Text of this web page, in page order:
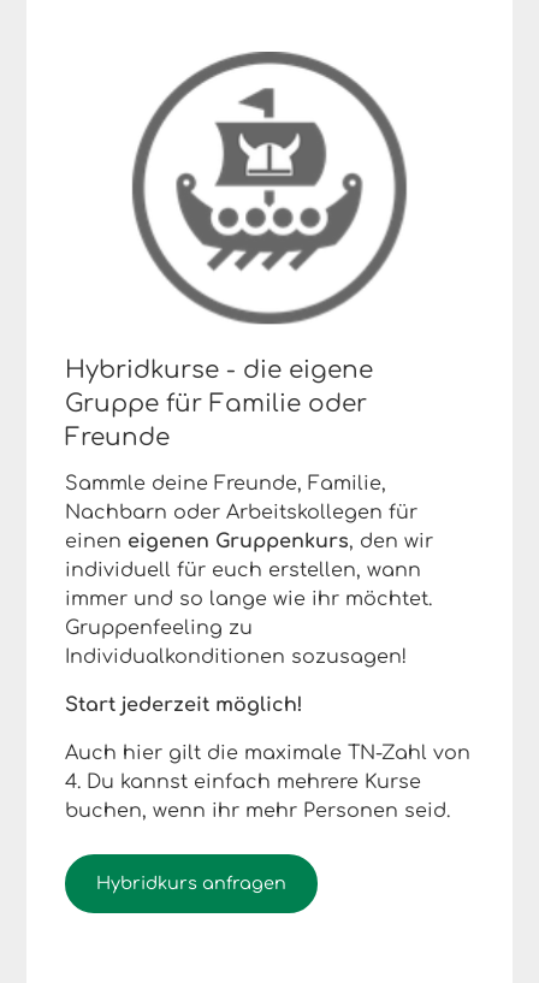
Hybridkurse - die eigene
Gruppe für Familie oder
Freunde
Sammle deine Freunde, Familie,
Nachbarn oder Arbeitskollegen für
einen eigenen Gruppenkurs, den wir
individuell für euch erstellen, wann
immer und so lange wie ihr möchtet.
Gruppenfeeling zu
Individualkonditionen sozusagen!
Start jederzeit möglich!
Auch hier gilt die maximale TN-Zahl von
4. Du kannst einfach mehrere Kurse
buchen, wenn ihr mehr Personen seid.
Hybridkurs anfragen